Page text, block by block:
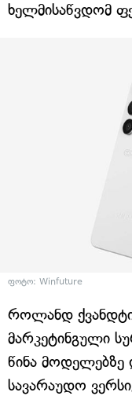
ხელმისაწვდომ
ფოტო: Winfuture
როლანდ
მარკეტინგული
წინა
სავარაუდო